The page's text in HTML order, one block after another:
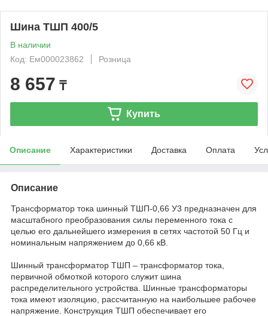
Шина ТШП 400/5
В наличии
Код: Ем000023862
Розница
8 657 ₸
Купить
Описание Характеристики Доставка Оплата
Описание
Трансформатор тока шинный ТШП-0,66 У3 предназначен для
масштабного преобразования силы переменного тока с
целью его дальнейшего измерения в сетях частотой 50 Гц и
номинальным напряжением до 0,66 кВ.
Шинный трансформатор ТШП – трансформатор тока,
первичной обмоткой которого служит шина
распределительного устройства. Шинные трансформаторы
тока имеют изоляцию, рассчитанную на наибольшее рабочее
напряжение. Конструкция ТШП обеспечивает его